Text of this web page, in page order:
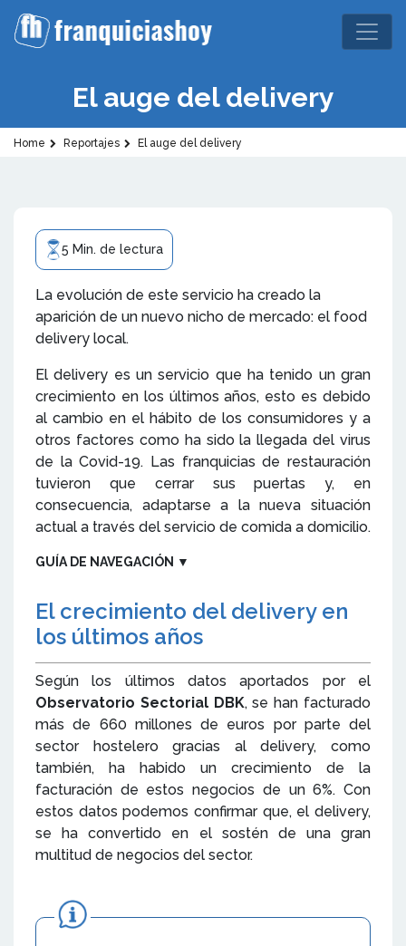
El auge del delivery
Home Reportajes El auge del delivery
5 Min. de lectura
La evolución de este servicio ha creado la
aparición de un nuevo nicho de mercado: el food
delivery local.
El delivery es un servicio que ha tenido un gran
crecimiento en los últimos años, esto es debido
al cambio en el hábito de los consumidores y a
otros factores como ha sido la llegada del virus
de la Covid-19. Las franquicias de restauración
tuvieron que cerrar sus puertas y, en
consecuencia, adaptarse a la nueva situación
actual a través del servicio de comida a domicilio.
GUÍA DE NAVEGACIÓN ▼
El crecimiento del delivery en
los últimos años
Según los últimos datos aportados por el
Observatorio Sectorial DBK, se han facturado
más de 660 millones de euros por parte del
sector hostelero gracias al delivery, como
también, ha habido un crecimiento de la
facturación de estos negocios de un 6%. Con
estos datos podemos confirmar que, el delivery,
se ha convertido en el sostén de una gran
multitud de negocios del sector.